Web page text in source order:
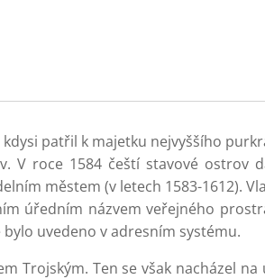
patřil k majetku nejvyššího
V roce 1584 čeští stavové ostrov
městem (v letech 1583-1612).
úředním názvem veřejného
uvedeno v adresním systému.
Trojským. Ten se však nacházel